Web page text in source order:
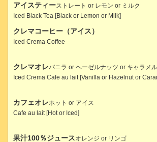
アイスティーストレート or レモン or ミルク
Iced Black Tea [Black or Lemon or Milk]
クレマコーヒー（アイス）
Iced Crema Coffee
クレマオレバニラ or ヘーゼルナッツ or キャラメル
Iced Crema Cafe au lait [Vanilla or Hazelnut or
カフェオレホット or アイス
Cafe au lait [Hot or Iced]
果汁100％ジュースオレンジ or リンゴ